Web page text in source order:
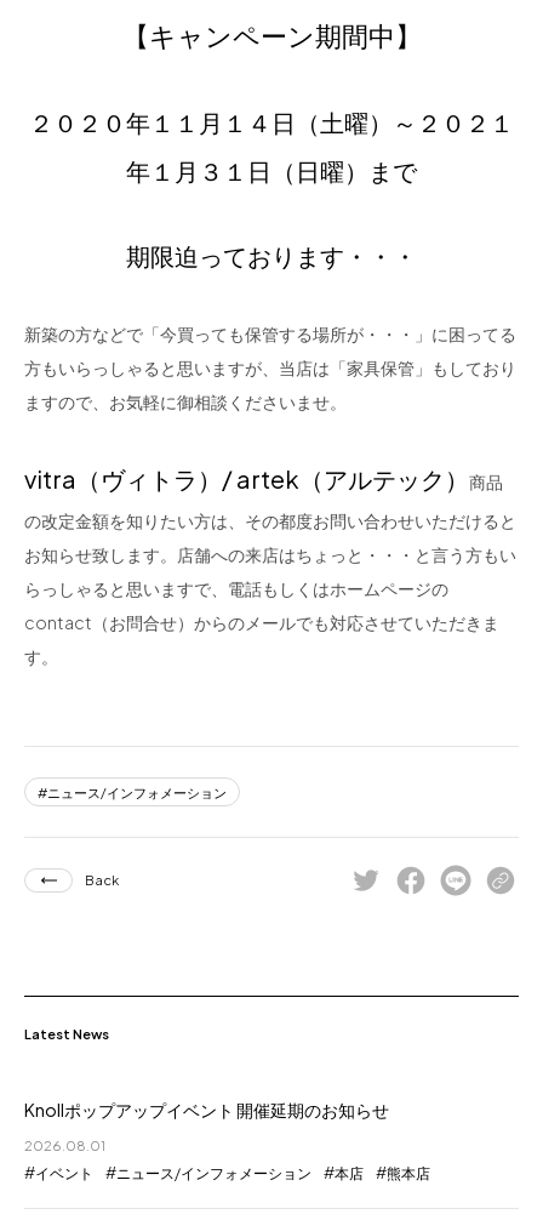
【キャンペーン期間中】
２０２０年１１月１４日（土曜）～２０２１
年１月３１日（日曜）まで
期限迫っております・・・
新築の方などで「今買っても保管する場所が・・・」に困ってる
方もいらっしゃると思いますが、当店は「家具保管」もしており
ますので、お気軽に御相談くださいませ。
vitra（ヴィトラ）/ artek（アルテック）
商品
の改定金額を知りたい方は、その都度お問い合わせいただけると
お知らせ致します。店舗への来店はちょっと・・・と言う方もい
らっしゃると思いますで、電話もしくはホームページの
contact（お問合せ）からのメールでも対応させていただきま
す。
ニュース/インフォメーション
Back
Latest News
Knollポップアップイベント 開催延期のお知らせ
2026.08.01
イベント ニュース/インフォメーション 本店 熊本店